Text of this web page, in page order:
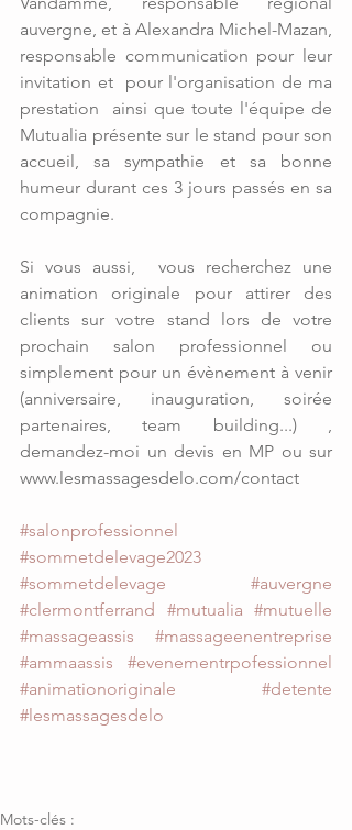
auvergne, et à Alexandra Michel-Mazan,
responsable communication pour leur
invitation et  pour l'organisation de ma
prestation  ainsi que toute l'équipe de
Mutualia présente sur le stand pour son
accueil, sa sympathie et sa bonne
humeur durant ces 3 jours passés en sa
compagnie.
Si vous aussi,  vous recherchez une
animation originale pour attirer des
clients sur votre stand lors de votre
prochain salon professionnel ou
simplement pour un évènement à venir
(anniversaire, inauguration, soirée
partenaires, team building...) ,
demandez-moi un devis en MP ou sur
www.lesmassagesdelo.com/contact
#salonprofessionnel
#sommetdelevage2023
#sommetdelevage
#auvergne
#clermontferrand
#mutualia #mutuelle
#massageassis
#massageenentreprise
#ammaassis
#evenementrpofessionnel
#animationoriginale
#detente
#lesmassagesdelo
Mots-clés :